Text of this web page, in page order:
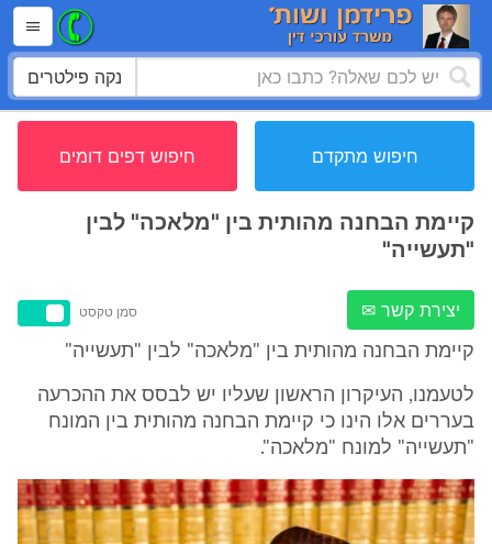
נקה פילטרים
חיפוש מתקדם חיפוש דפים דומים
קיימת הבחנה מהותית בין "מלאכה" לבין
"תעשייה"
יצירת קשר ✉ סמן טקסט
קיימת הבחנה מהותית בין "מלאכה" לבין "תעשייה"
לטעמנו, העיקרון הראשון שעליו יש לבסס את ההכרעה
בעררים אלו הינו כי קיימת הבחנה מהותית בין המונח
"תעשייה" למונח "מלאכה".